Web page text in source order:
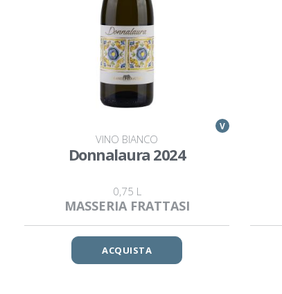
V
VINO BIANCO
Donnalaura 2024
0,75 L
MASSERIA FRATTASI
ACQUISTA